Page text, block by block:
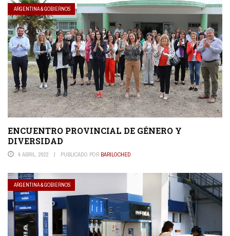
ARGENTINA & GOBIERNOS
ENCUENTRO PROVINCIAL DE GÉNERO Y
DIVERSIDAD
4 ABRIL, 2022 PUBLICADO POR BARILOCHED
ARGENTINA & GOBIERNOS